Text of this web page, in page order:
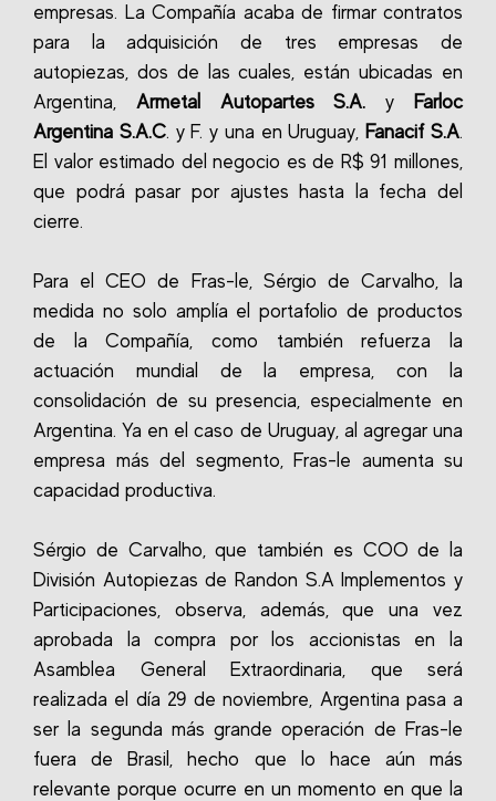
empresas. La Compañía acaba de firmar contratos
para la adquisición de tres empresas de
autopiezas, dos de las cuales, están ubicadas en
Argentina, Armetal Autopartes S.A. y Farloc
Argentina S.A.C. y F. y una en Uruguay, Fanacif S.A.
El valor estimado del negocio es de R$ 91 millones,
que podrá pasar por ajustes hasta la fecha del
cierre.
Para el CEO de Fras-le, Sérgio de Carvalho, la
medida no solo amplía el portafolio de productos
de la Compañía, como también refuerza la
actuación mundial de la empresa, con la
consolidación de su presencia, especialmente en
Argentina. Ya en el caso de Uruguay, al agregar una
empresa más del segmento, Fras-le aumenta su
capacidad productiva.
Sérgio de Carvalho, que también es COO de la
División Autopiezas de Randon S.A Implementos y
Participaciones, observa, además, que una vez
aprobada la compra por los accionistas en la
Asamblea General Extraordinaria, que será
realizada el día 29 de noviembre, Argentina pasa a
ser la segunda más grande operación de Fras-le
fuera de Brasil, hecho que lo hace aún más
relevante porque ocurre en un momento en que la